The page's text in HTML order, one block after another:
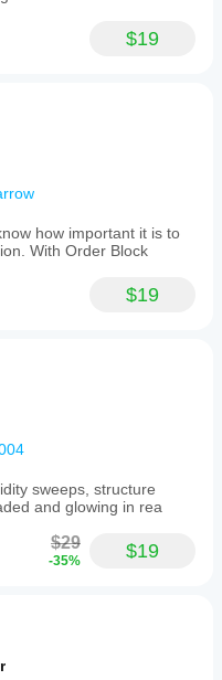
$19
how important it is to
With Order Block
$19
sweeps, structure
and glowing in rea
$29
-35% $19